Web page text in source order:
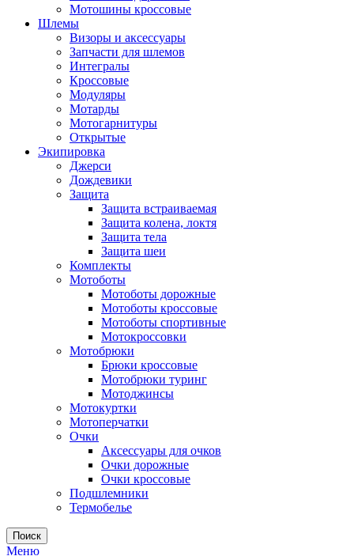
Мотошины кроссовые
Шлемы
Визоры и аксессуары
Запчасти для шлемов
Интегралы
Кроссовые
Модуляры
Мотарды
Мотогарнитуры
Открытые
Экипировка
Джерси
Дождевики
Защита
Защита встраиваемая
Защита колена, локтя
Защита тела
Защита шеи
Комплекты
Мотоботы
Мотоботы дорожные
Мотоботы кроссовые
Мотоботы спортивные
Мотокроссовки
Мотобрюки
Брюки кроссовые
Мотобрюки туринг
Мотоджинсы
Мотокуртки
Мотоперчатки
Очки
Аксессуары для очков
Очки дорожные
Очки кроссовые
Подшлемники
Термобелье
Поиск
Меню